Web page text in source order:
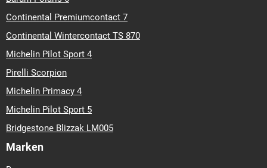
Continental Premiumcontact 7
Continental Wintercontact TS 870
Michelin Pilot Sport 4
Pirelli Scorpion
Michelin Primacy 4
Michelin Pilot Sport 5
Bridgestone Blizzak LM005
Marken